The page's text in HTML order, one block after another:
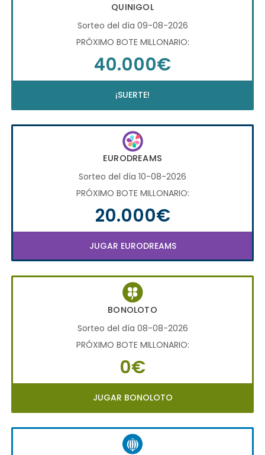
QUINIGOL
Sorteo del día 09-08-2026
PRÓXIMO BOTE MILLONARIO:
40.000€
¡SUERTE!
EURODREAMS
Sorteo del día 10-08-2026
PRÓXIMO BOTE MILLONARIO:
20.000€
JUGAR EURODREAMS
BONOLOTO
Sorteo del día 08-08-2026
PRÓXIMO BOTE MILLONARIO:
0€
JUGAR BONOLOTO